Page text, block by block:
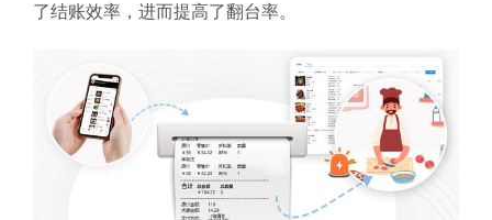
了结账效率，进而提高了翻台率。